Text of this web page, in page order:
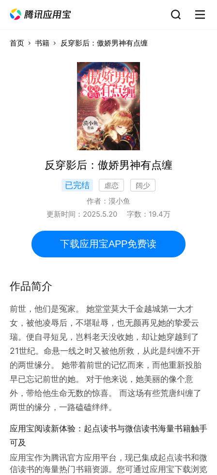
首页 书籍 反穿影后：傲娇男神有点缠
反穿影后：傲娇男神有点缠
已完结 虐恋
阔少
作者： 漠小鱼
更新时间： 2025.5.20 字数： 19.4万
下载应用宝APP免费读
作品简介
前世，他们是冤家。 她堂堂莫大千金越城第一大才
女，被他凌辱后，不堪耻辱，也无颜再见她的挚爱云
瑞。便自寻短见，岂料老天没收她，却让她穿越到了
21世纪。命悬一线之时又被他所救，从此是纠缠不开
的两世缘分。 她带着前世的记忆而来，而他重新投胎
早已忘记前世的她。 对于他来说，她美丽的像个意
外，带给他生命无数的惊喜。 而这场有些荒唐纠缠了
两世的缘分，一路磕磕绊绊。
应用宝阅读新体验：起点读书与微信读书海量书籍触手
可及
应用宝作为腾讯官方应用平台，现已集成起点读书和微
信读书的海量热门书籍资源。您可通过应用宝下载浏览